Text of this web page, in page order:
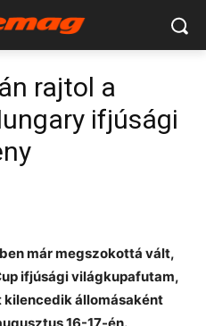
rajtol a
ifjúsági
már megszokottá vált,
ifjúsági világkupafutam,
állomásaként